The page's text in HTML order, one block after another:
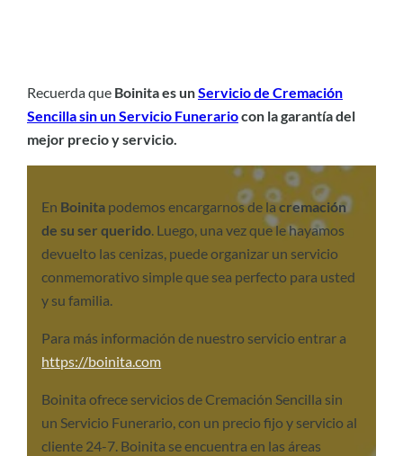
Recuerda que Boinita es unServicio de Cremación
Sencilla sin un Servicio Funerariocon la garantía del
mejor precio y servicio.
En Boinita podemos encargarnos de lacremación
de su ser querido . Luego, una vez que le hayamos
devuelto las cenizas, puede organizar un servicio
conmemorativo simple que sea perfecto para usted
y su familia.
Para más información de nuestro servicio entrar a
https://boinita.com
Boinita ofrece servicios de Cremación Sencilla sin
un Servicio Funerario, con un precio fijo y servicio al
cliente 24-7. Boinita se encuentra en las áreas